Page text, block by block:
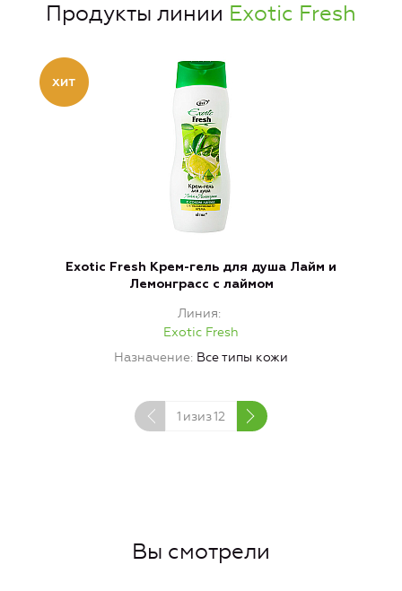
Продукты линии Exotic Fresh
Exotic Fresh Крем-гель для душа Лайм и
Лемонграсс с лаймом
Линия
Exotic Fresh
Назначение Все типы кожи
1 изиз12
Вы смотрели